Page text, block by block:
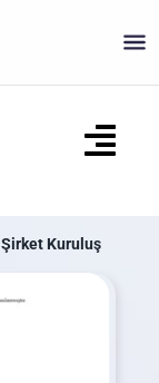
Ne Yapar?
Şirket Kuruluş